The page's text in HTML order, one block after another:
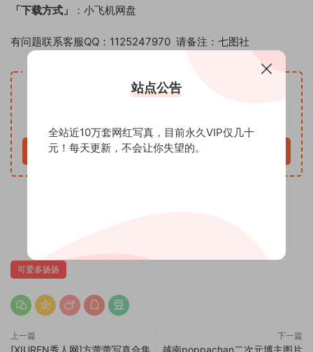
「下载方式」 ：小飞机网盘
有问题联系客服QQ：1125247970 请备注：七图社
资源下载
下载价格 VIP
立即购买
可爱多扬扬
上一篇
[XIUREN秀人网]方蕾蕾写真合集
下一篇
越南poppachan二次元博主图片
站点公告
全站近10万套网红写真，目前永久VIP仅几十
元！每天更新，不会让你失望的。